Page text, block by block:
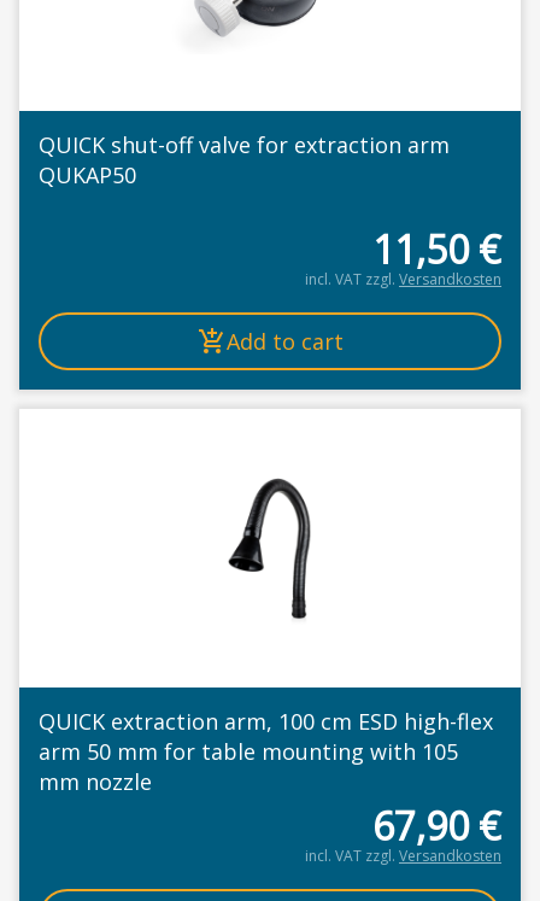
QUICK shut-off valve for extraction arm
QUKAP50
11,50€
incl. VAT zzgl. Versandkosten
Add to cart
QUICK extraction arm, 100 cm ESD high-flex
arm 50 mm for table mounting with 105
mm nozzle
67,90€
incl. VAT zzgl. Versandkosten